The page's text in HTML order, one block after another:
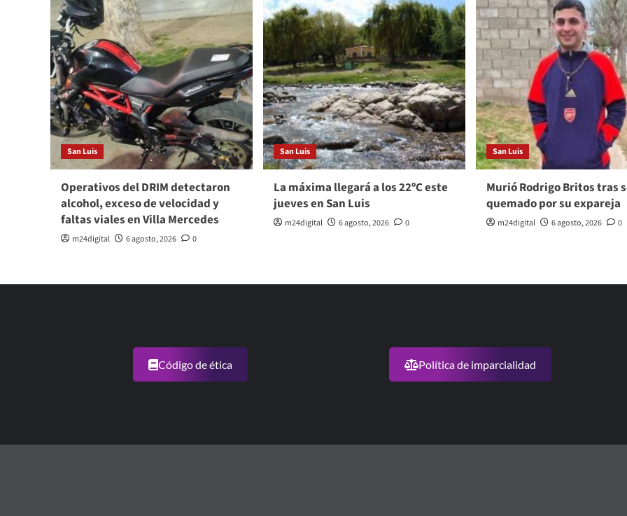
San Luis
Operativos del DRIM detectaron
alcohol, exceso de velocidad y
faltas viales en Villa Mercedes
m24digital 6 agosto, 2026 0
San Luis
La máxima llegará a los 22ºC este
jueves en San Luis
m24digital 6 agosto, 2026 0
San Luis
Murió Rodrigo Britos tras
quemado por su expareja
m24digital 6 agosto, 2026 0
Código de ética Política de imparcialidad